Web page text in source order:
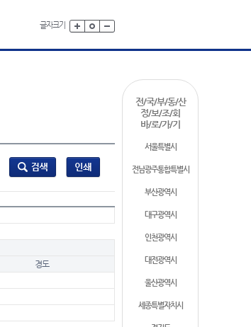
글자크기
전/국/부/동/산
정/보/조/회
바/로/가/기
서울특별시
전남광주통합특별시
부산광역시
대구광역시
인천광역시
대전광역시
울산광역시
세종특별자치시
경도